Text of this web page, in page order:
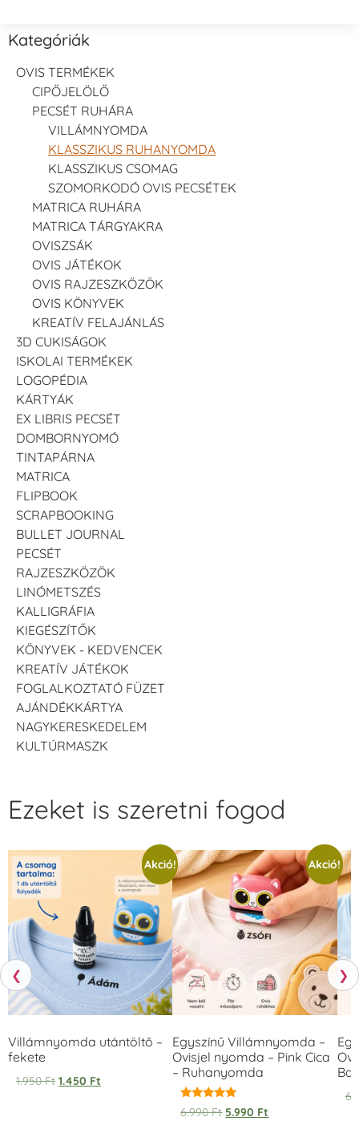
Kategóriák
OVIS TERMÉKEK
CIPŐJELÖLŐ
PECSÉT RUHÁRA
VILLÁMNYOMDA
KLASSZIKUS RUHANYOMDA
KLASSZIKUS CSOMAG
SZOMORKODÓ OVIS PECSÉTEK
MATRICA RUHÁRA
MATRICA TÁRGYAKRA
OVISZSÁK
OVIS JÁTÉKOK
OVIS RAJZESZKÖZÖK
OVIS KÖNYVEK
KREATÍV FELAJÁNLÁS
3D CUKISÁGOK
ISKOLAI TERMÉKEK
LOGOPÉDIA
KÁRTYÁK
EX LIBRIS PECSÉT
DOMBORNYOMÓ
TINTAPÁRNA
MATRICA
FLIPBOOK
SCRAPBOOKING
BULLET JOURNAL
PECSÉT
RAJZESZKÖZÖK
LINÓMETSZÉS
KALLIGRÁFIA
KIEGÉSZÍTŐK
KÖNYVEK - KEDVENCEK
KREATÍV JÁTÉKOK
FOGLALKOZTATÓ FÜZET
AJÁNDÉKKÁRTYA
NAGYKERESKEDELEM
KULTÚRMASZK
❮
Ezeket is szeretni fogod
Akció!
Villámnyomda utántöltő –
fekete
1.950Ft 1.450 Ft
Akció!
Egyszínű Villámnyomda –
Ovisjel nyomda – Pink Cica
– Ruhanyomda
Értékelés:
5.00
6.990Ft 5.990 Ft
❯